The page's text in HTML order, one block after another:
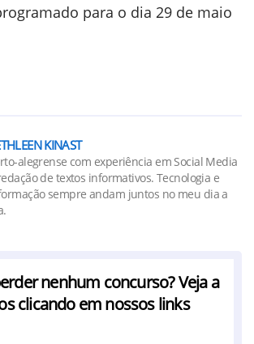
para o dia 29 de maio
KINAST
alegrense com experiência em Social Media
de textos informativos. Tecnologia e
sempre andam juntos no meu dia a
nenhum concurso? Veja a
clicando em nossos links